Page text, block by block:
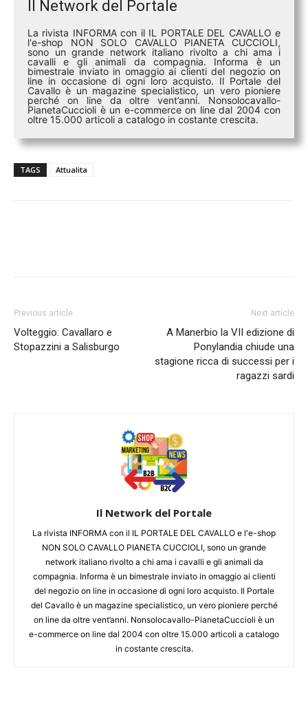
Il Network del Portale
La rivista INFORMA con il IL PORTALE DEL CAVALLO e
l'e-shop NON SOLO CAVALLO PIANETA CUCCIOLI,
sono un grande network italiano rivolto a chi ama i
cavalli e gli animali da compagnia. Informa è un
bimestrale inviato in omaggio ai clienti del negozio on
line in occasione di ogni loro acquisto. Il Portale del
Cavallo è un magazine specialistico, un vero pioniere
perché on line da oltre vent’anni. Nonsolocavallo-
PianetaCuccioli è un e-commerce on line dal 2004 con
oltre 15.000 articoli a catalogo in costante crescita.
TAGS Attualita
Previous article
Volteggio: Cavallaro e
Stopazzini a Salisburgo
Next article
A Manerbio la VII edizione di
Ponylandia chiude una
stagione ricca di successi per i
ragazzi sardi
Il Network del Portale
La rivista INFORMA con il IL PORTALE DEL CAVALLO e l'e-shop
NON SOLO CAVALLO PIANETA CUCCIOLI, sono un grande
network italiano rivolto a chi ama i cavalli e gli animali da
compagnia. Informa è un bimestrale inviato in omaggio ai clienti
del negozio on line in occasione di ogni loro acquisto. Il Portale
del Cavallo è un magazine specialistico, un vero pioniere perché
on line da oltre vent’anni. Nonsolocavallo-PianetaCuccioli è un
e-commerce on line dal 2004 con oltre 15.000 articoli a catalogo
in costante crescita.